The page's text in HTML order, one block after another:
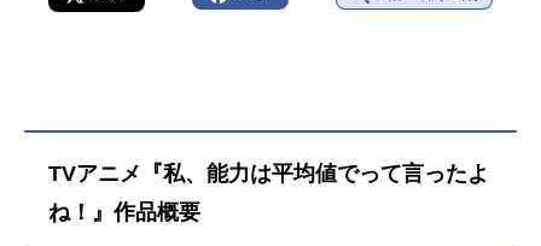
TVアニメ『私、能力は平均値でって言ったよ
ね！』作品概要